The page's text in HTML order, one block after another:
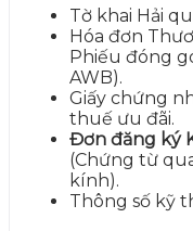
Tờ khai Hải
Hóa đơn
Phiếu đóng
AWB).
Giấy chứng
thuế ưu đãi.
Đơn đăng ký
(Chứng từ
kính).
Thông số kỹ